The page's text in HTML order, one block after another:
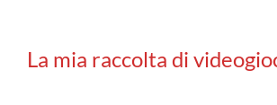
La mia raccolta di